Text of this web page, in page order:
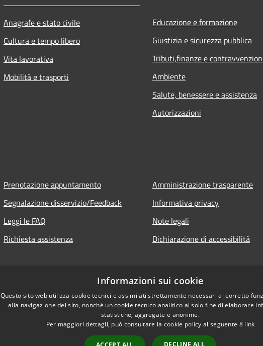
Anagrafe e stato civile
Cultura e tempo libero
Vita lavorativa
Mobilità e trasporti
Educazione e formazione
Giustizia e sicurezza pubblica
Tributi,finanze e
Ambiente
Salute, benessere e assistenza
Autorizzazioni
Prenotazione appuntamento
Segnalazione disservizio/Feedback
Leggi le FAQ
Richiesta assistenza
Amministrazione trasparente
Informativa privacy
Note legali
Dichiarazione di accessibilità
Informazioni sui cookie
Questo sito web utilizza cookie tecnici e assimilati strettamente necessari al corretto
alla navigazione del sito, nonché un cookie tecnico analitico al solo fine di elaborare
statistiche, aggregate e anonime.
Per maggiori dettagli, può consultare la cookie policy al seguente 8 link
DECLINE ALL